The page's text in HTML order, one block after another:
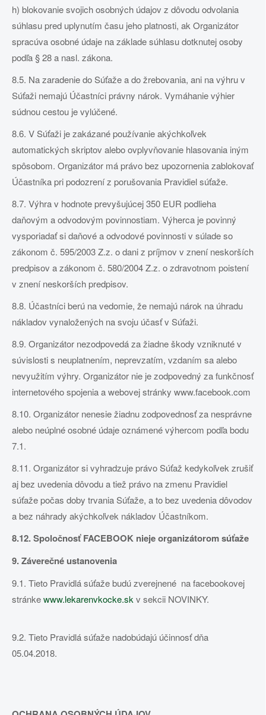
h) blokovanie svojich osobných údajov z dôvodu odvolania
súhlasu pred uplynutím času jeho platnosti, ak Organizátor
spracúva osobné údaje na základe súhlasu dotknutej osoby
podľa § 28 a nasl. zákona.
8.5. Na zaradenie do Súťaže a do žrebovania, ani na výhru v
Súťaži nemajú Účastníci právny nárok. Vymáhanie výhier
súdnou cestou je vylúčené.
8.6. V Súťaži je zakázané používanie akýchkoľvek
automatických skriptov alebo ovplyvňovanie hlasovania iným
spôsobom. Organizátor má právo bez upozornenia zablokovať
Účastníka pri podozrení z porušovania Pravidiel súťaže.
8.7. Výhra v hodnote prevyšujúcej 350 EUR podlieha
daňovým a odvodovým povinnostiam. Výherca je povinný
vysporiadať si daňové a odvodové povinnosti v súlade so
zákonom č. 595/2003 Z.z. o dani z príjmov v znení neskorších
predpisov a zákonom č. 580/2004 Z.z. o zdravotnom poistení
v znení neskorších predpisov.
8.8. Účastníci berú na vedomie, že nemajú nárok na úhradu
nákladov vynaložených na svoju účasť v Súťaži.
8.9. Organizátor nezodpovedá za žiadne škody vzniknuté v
súvislosti s neuplatnením, neprevzatím, vzdaním sa alebo
nevyužitím výhry. Organizátor nie je zodpovedný za funkčnosť
internetového spojenia a webovej stránky www.facebook.com
8.10. Organizátor nenesie žiadnu zodpovednosť za nesprávne
alebo neúplné osobné údaje oznámené výhercom podľa bodu
7.1.
8.11. Organizátor si vyhradzuje právo Súťaž kedykoľvek zrušiť
aj bez uvedenia dôvodu a tiež právo na zmenu Pravidiel
súťaže počas doby trvania Súťaže, a to bez uvedenia dôvodov
a bez náhrady akýchkoľvek nákladov Účastníkom.
8.12. Spoločnosť FACEBOOK nieje organizátorom súťaže
9. Záverečné ustanovenia
9.1. Tieto Pravidlá súťaže budú zverejnené na facebookovej
stránkewww.lekarenvkocke.sk v sekcii NOVINKY.
9.2. Tieto Pravidlá súťaže nadobúdajú účinnosť dňa
05.04.2018.